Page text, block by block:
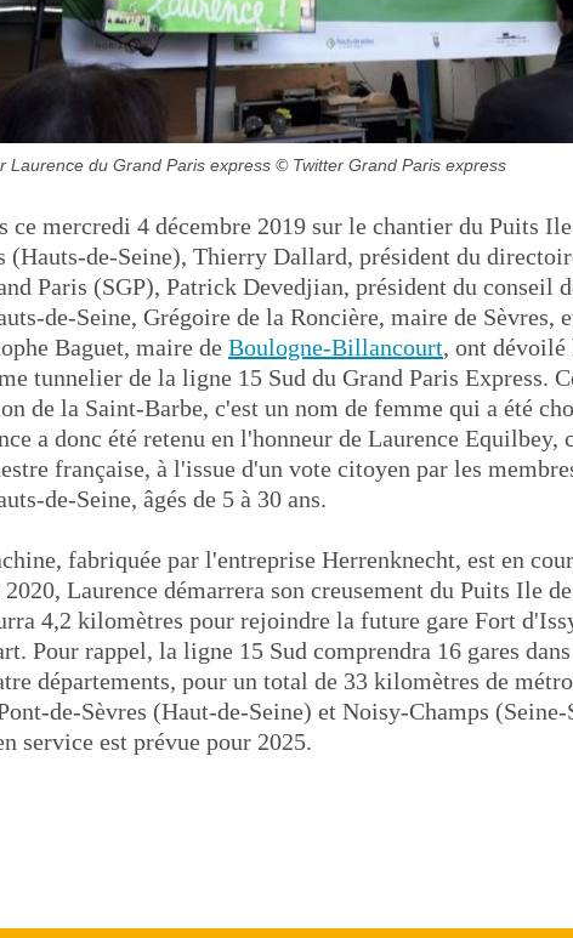
Laurence du Grand Paris express © Twitter Grand Paris express
ce mercredi 4 décembre 2019 sur le chantier du Puits
(Hauts-de-Seine), Thierry Dallard, président du
Paris (SGP), Patrick Devedjian, président du conseil
de-Seine, Grégoire de la Roncière, maire de Sèvres,
Baguet, maire de Boulogne-Billancourt, ont dévoilé
tunnelier de la ligne 15 Sud du Grand Paris Express.
de la Saint-Barbe, c'est un nom de femme qui a été
a donc été retenu en l'honneur de Laurence Equilbey,
française, à l'issue d'un vote citoyen par les
de-Seine, âgés de 5 à 30 ans.
fabriquée par l'entreprise Herrenknecht, est en
Laurence démarrera son creusement du Puits Ile
4,2 kilomètres pour rejoindre la future gare Fort
Pour rappel, la ligne 15 Sud comprendra 16 gares
départements, pour un total de 33 kilomètres de
de-Sèvres (Haut-de-Seine) et Noisy-Champs
service est prévue pour 2025.